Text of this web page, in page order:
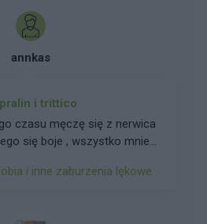
annkas
i trittico
czasu męczę się z nerwica
się boje , wszystko mnie
cr 75 na noc w
i inne zaburzenia lękowe